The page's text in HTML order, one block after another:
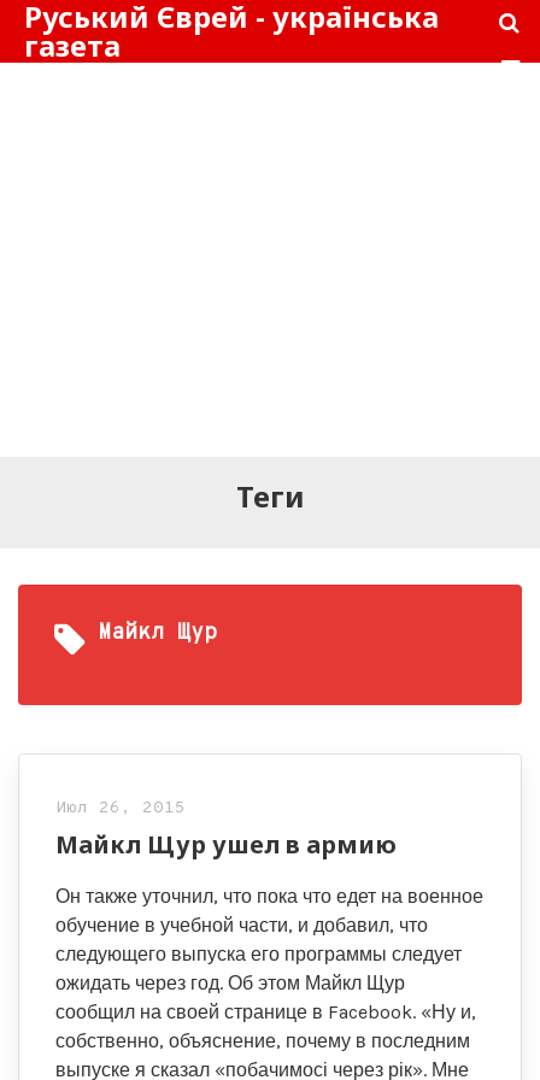
Руський Єврей - українська
газета
Теги
Майкл Щур
Июл 26, 2015
Майкл Щур ушел в армию
Он также уточнил, что пока что едет на военное
обучение в учебной части, и добавил, что
следующего выпуска его программы следует
ожидать через год. Об этом Майкл Щур
сообщил на своей странице в Facebook. «Ну и,
собственно, объяснение, почему в последним
выпуске я сказал «побачимосі через рік». Мне